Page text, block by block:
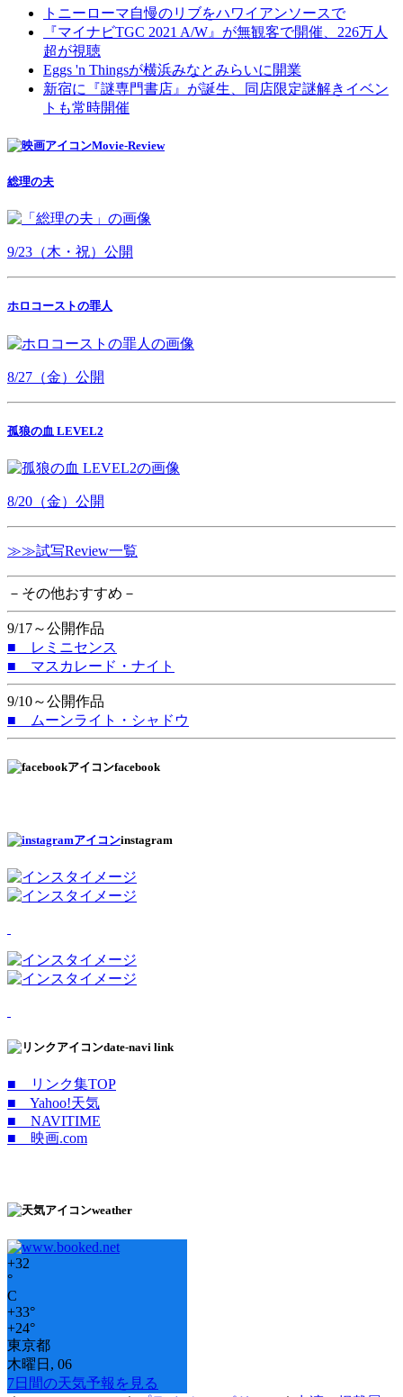
トニーローマ自慢のリブをハワイアンソースで
『マイナビTGC 2021 A/W』が無観客で開催、226万人
超が視聴
Eggs 'n Thingsが横浜みなとみらいに開業
新宿に『謎専門書店』が誕生、同店限定謎解きイベン
トも常時開催
Movie-Review
総理の夫
9/23（木・祝）公開
ホロコーストの罪人
8/27（金）公開
孤狼の血 LEVEL2
8/20（金）公開
≫≫試写Review一覧
－その他おすすめ－
9/17～公開作品
■ レミニセンス
■ マスカレード・ナイト
9/10～公開作品
■ ムーンライト・シャドウ
facebook
instagram
date-navi link
■ リンク集TOP
■ Yahoo!天気
■ NAVITIME
■ 映画.com
weather
+32
°
C
+33°
+24°
東京都
木曜日, 06
7日間の天気予報を見る